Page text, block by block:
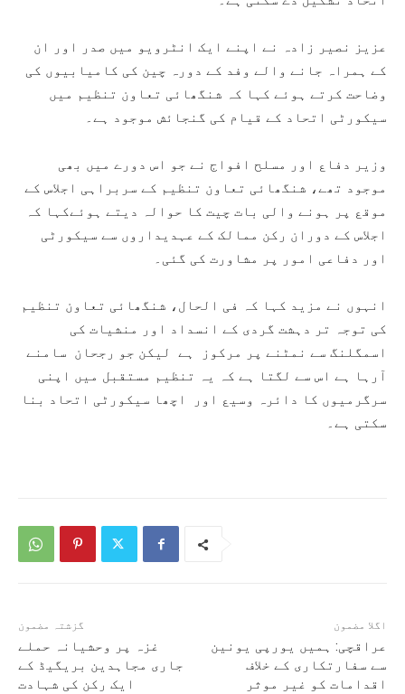
عزیز نصیر زادہ نے اپنے ایک انٹرویو میں صدر اور ان
کے ہمراہ جانے والے وفد کے دورہ چین کی کامیابیوں کی
وضاحت کرتے ہوئے کہا کہ شنگھائی تعاون تنظیم میں
سیکورٹی اتحاد کے قیام کی گنجائش موجود ہے۔
وزیر دفاع اور مسلح افواج نے جو اس دورے میں بھی
موجود تھے، شنگھائی تعاون تنظیم کے سربراہی اجلاس کے
موقع پر ہونے والی بات چیت کا حوالہ دیتے ہوئےکہا کہ
اجلاس کے دوران رکن ممالک کے عہدیداروں سے سیکورٹی
اور دفاعی امور پر مشاورت کی گئی۔
انہوں نے مزید کہا کہ فی الحال، شنگھائی تعاون تنظیم
کی توجہ تر دہشت گردی کے انسداد اور منشیات کی
اسمگلنگ سے نمٹنے پر مرکوز ہے لیکن جو رجحان سامنے
آرہا ہے اس سے لگتا ہے کہ یہ تنظیم مستقبل میں اپنی
سرگرمیوں کا دائرہ وسیع اور اچھا سیکورٹی اتحاد بنا
سکتی ہے۔
گزشتہ مضمون
غزہ پر وحشیانہ حملے
جاری مجاہدین بریگیڈ کے
ایک رکن کی شہادت
اگلا مضمون
عراقچی: ہمیں یورپی یونین
سے سفارتکاری کے خلاف
اقدامات کو غیر موثر